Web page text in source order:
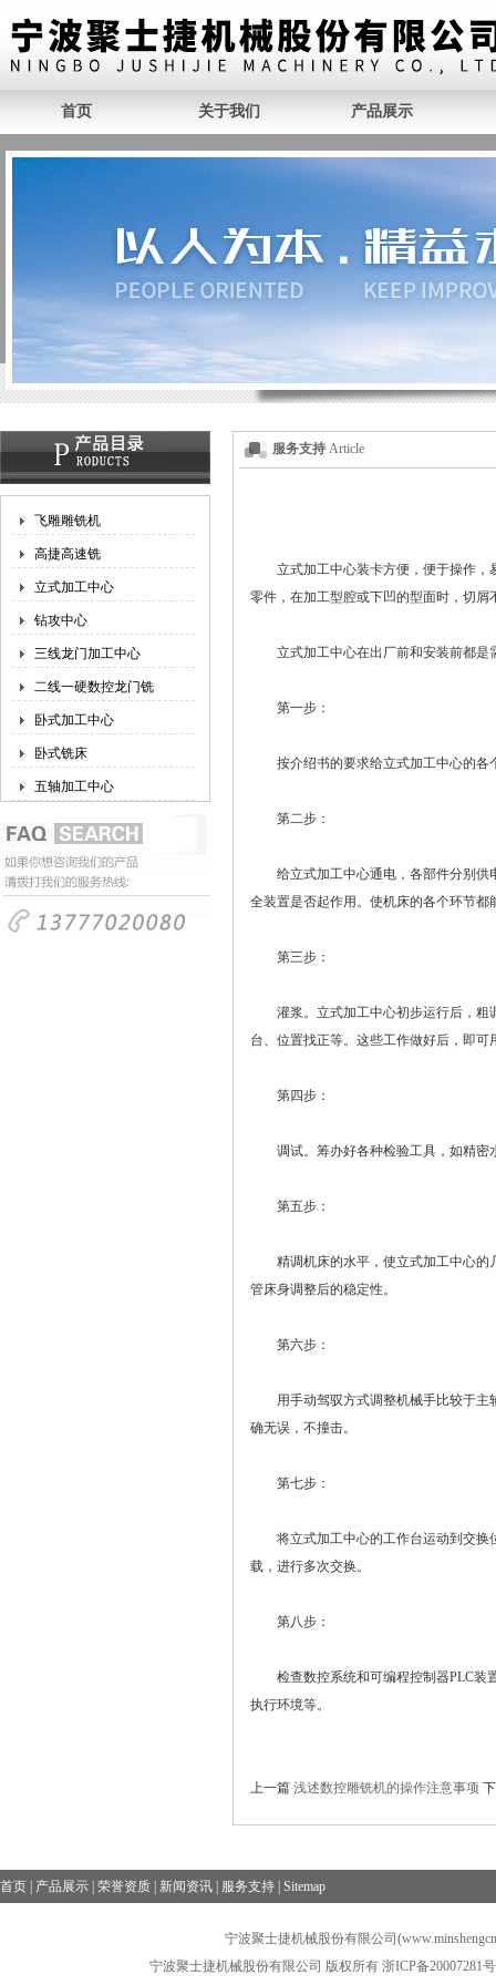
首页 关于我们 产品展示
飞雕雕铣机
高捷高速铣
立式加工中心
钻攻中心
三线龙门加工中心
二线一硬数控龙门铣
卧式加工中心
卧式铣床
五轴加工中心
服务支持 Article
立式加工中心装卡方便，便于操作，
零件，在加工型腔或下凹的型面时，切
立式加工中心在出厂前和安装前都是
第一步：
按介绍书的要求给立式加工中心的各
第二步：
给立式加工中心通电，各部件分别供
全装置是否起作用。使机床的各个环节都
第三步：
灌浆。立式加工中心初步运行后，粗
台、位置找正等。这些工作做好后，即
第四步：
调试。筹办好各种检验工具，如精密
第五步：
精调机床的水平，使立式加工中心的
管床身调整后的稳定性。
第六步：
用手动驾驭方式调整机械手比较于主
确无误，不撞击。
第七步：
将立式加工中心的工作台运动到交换
载，进行多次交换。
第八步：
检查数控系统和可编程控制器PLC装置
执行环境等。
上一篇 浅述数控雕铣机的操作注意事项
首页 产品展示 荣誉资质 新闻资讯 服务支持 Sitemap
宁波聚士捷机械股份有限公司
宁波聚士捷机械股份有限公司 版权所有 浙ICP备20007281